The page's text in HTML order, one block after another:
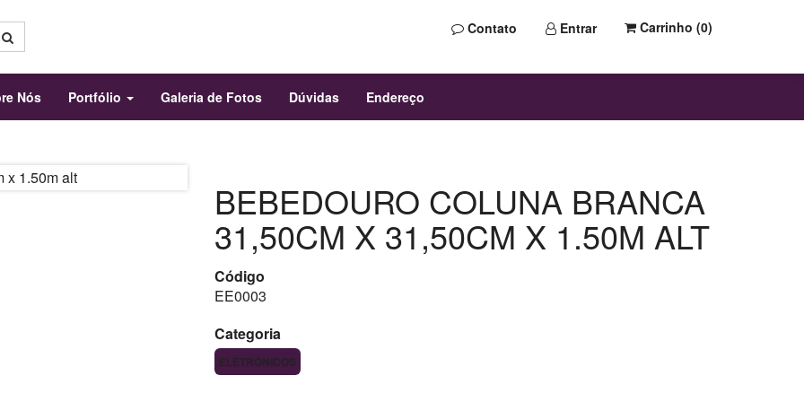
Contato Entrar Carrinho (0)
Nós Portfólio Galeria de Fotos Dúvidas Endereço
BEBEDOURO COLUNA BRANCA
31,50CM X 31,50CM X 1.50M ALT
Código
EE0003
Categoria
ELETRÔNICOS